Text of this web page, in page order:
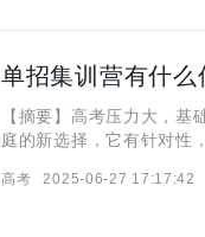
单招集训营有什么
【摘要】高考压力大，
庭的新选择，它有针对性
说，去集训营是能提高成
高考 2025-06-27 17:17:42